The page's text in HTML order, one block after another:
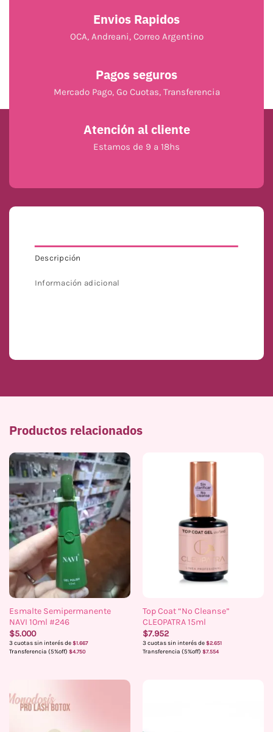
Envios Rapidos
OCA, Andreani, Correo Argentino
Pagos seguros
Mercado Pago, Go Cuotas, Transferencia
Atención al cliente
Estamos de 9 a 18hs
Descripción
Información adicional
Productos relacionados
Esmalte Semipermanente
NAVI 10ml #246
$5.000
3 cuotas sin interés de $1.667
Transferencia (5%off) $4.750
Top Coat “No Cleanse”
CLEOPATRA 15ml
$7.952
3 cuotas sin interés de $2.651
Transferencia (5%off) $7.554